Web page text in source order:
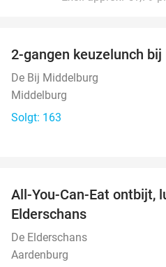
2-gangen keuzelunch
De Bij Middelburg
Middelburg
Solgt: 163
All-You-Can-Eat ontbijt,
Elderschans
De Elderschans
Aardenburg